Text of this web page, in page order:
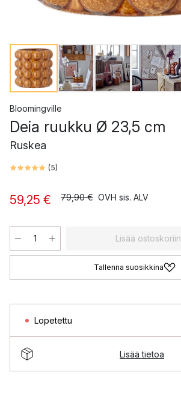
Bloomingville
Deia ruukku Ø 23,5 cm
Ruskea
(5)
59,25 € 79,90 € OVH sis. ALV
Lisää ostoskoriin
Tallenna suosikkina
Lopetettu
Lisää tietoa